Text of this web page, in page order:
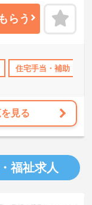
する特別報酬が支給
勤務できる環境で
規定がなく、ご自
目指すことも可能で
雇用制度など、長期
に働ける環境で
きます。
制が整っているの
。
らう
住宅手当・補助
見る
福祉求人